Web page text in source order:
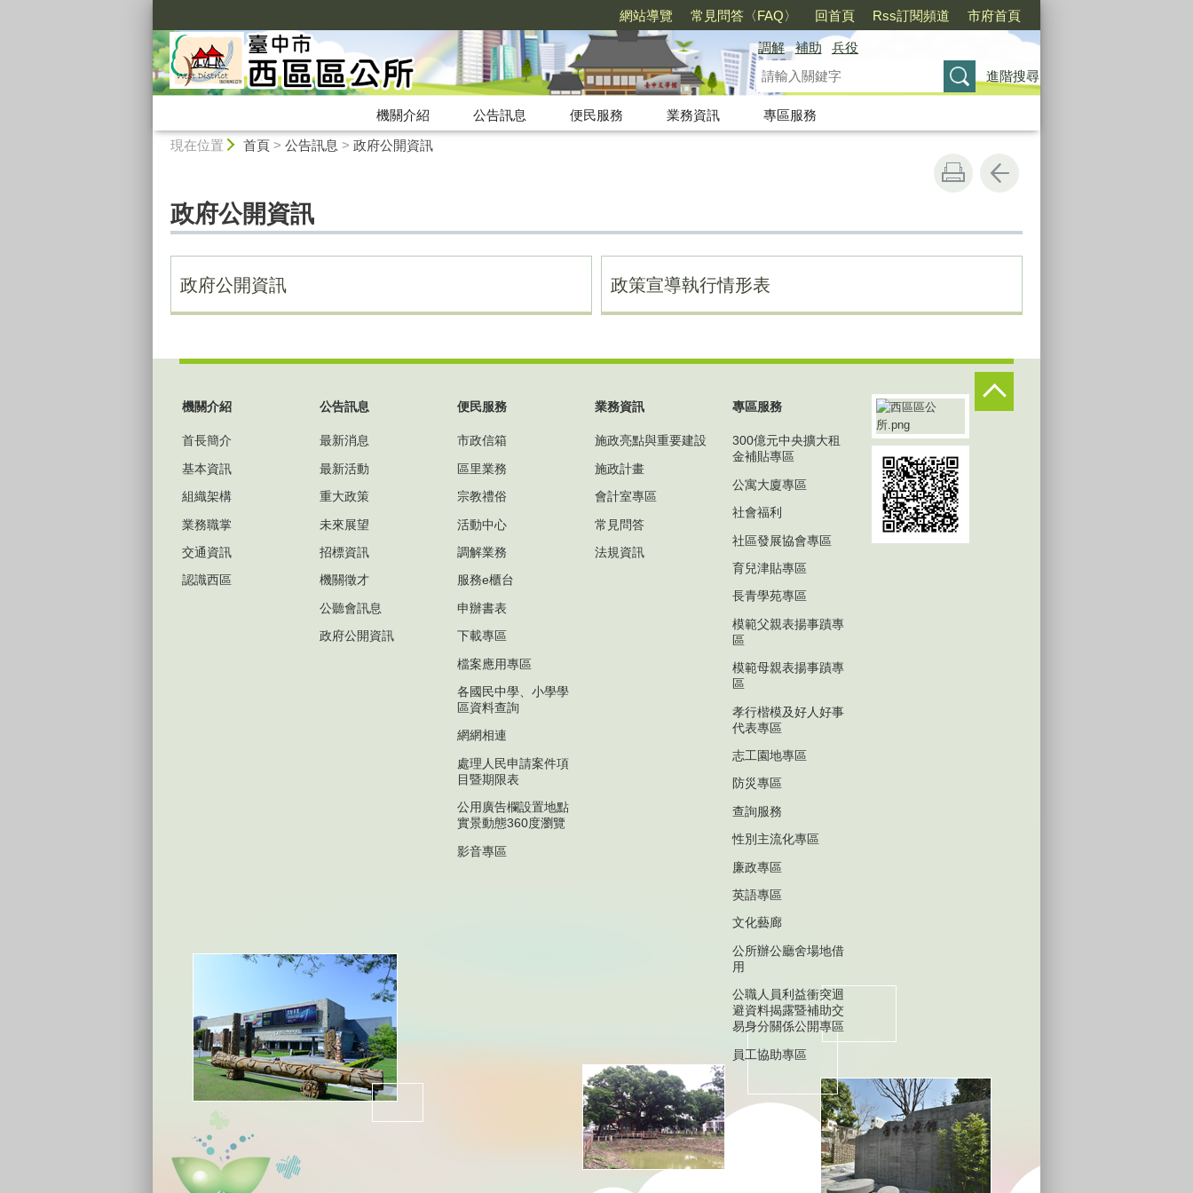
網站導覽 常見問答〈FAQ〉 回首頁 Rss訂閱頻道 市府首頁
調解 補助
兵役
進階搜尋
機關介紹 公告訊息 便民服務 業務資訊
專區服務
現在位置 首頁> 公告訊息 > 政府公開資訊
政府公開資訊
政府公開資訊 政策宣導執行情形表
機關介紹
首長簡介
基本資訊
組織架構
業務職掌
交通資訊
認識西區
公告訊息
最新消息
最新活動
重大政策
未來展望
招標資訊
機關徵才
公聽會訊息
政府公開資訊
便民服務
市政信箱
區里業務
宗教禮俗
活動中心
調解業務
服務e櫃台
申辦書表
下載專區
檔案應用專區
各國民中學、小學學
區資料查詢
網網相連
處理人民申請案件項
目暨期限表
公用廣告欄設置地點
實景動態360度瀏覽
影音專區
業務資訊
施政亮點與重要建設
施政計畫
會計室專區
常見問答
法規資訊
專區服務
300億元中央擴大租
金補貼專區
公寓大廈專區
社會福利
社區發展協會專區
育兒津貼專區
長青學苑專區
模範父親表揚事蹟專
區
模範母親表揚事蹟專
區
孝行楷模及好人好事
代表專區
志工園地專區
防災專區
查詢服務
性別主流化專區
廉政專區
英語專區
文化藝廊
公所辦公廳舍場地借
用
公職人員利益衝突迴
避資料揭露暨補助交
易身分關係公開專區
員工協助專區